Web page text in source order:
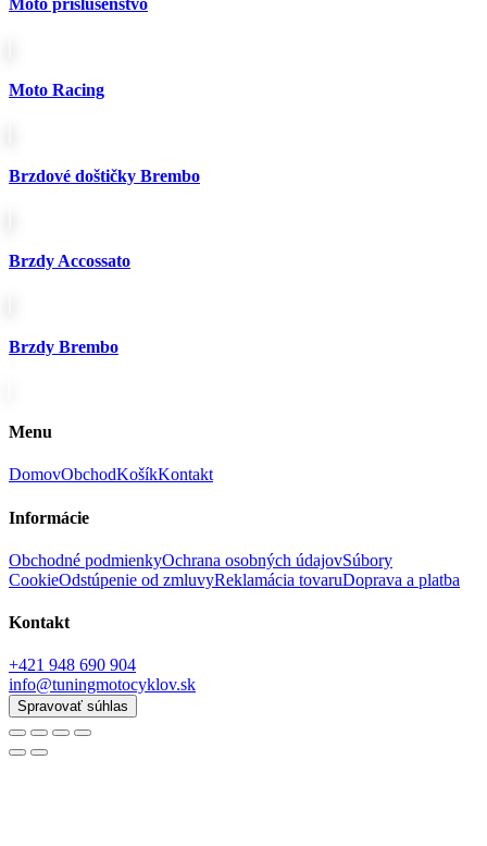
Moto príslušenstvo
Moto Racing
Brzdové doštičky Brembo
Brzdy Accossato
Brzdy Brembo
Menu
DomovObchodKošíkKontakt
Informácie
Obchodné podmienkyOchrana osobných údajovSúbory
CookieOdstúpenie od zmluvyReklamácia tovaruDoprava a platba
Kontakt
+421 948 690 904
info@tuningmotocyklov.sk
Spravovať súhlas